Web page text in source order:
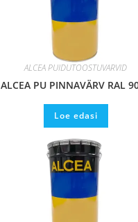
ALCEA PUIDUTÖÖSTUVÄRVID
ALCEA PU PINNAVÄRV RAL
Loe edasi